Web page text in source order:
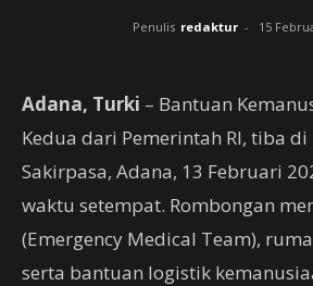
Penulis redaktur - 15
Adana, Turki – Bantuan
Kedua dari Pemerintah RI, tiba di
Sakirpasa, Adana, 13 Februari
waktu setempat. Rombongan
(Emergency Medical Team),
serta bantuan logistik